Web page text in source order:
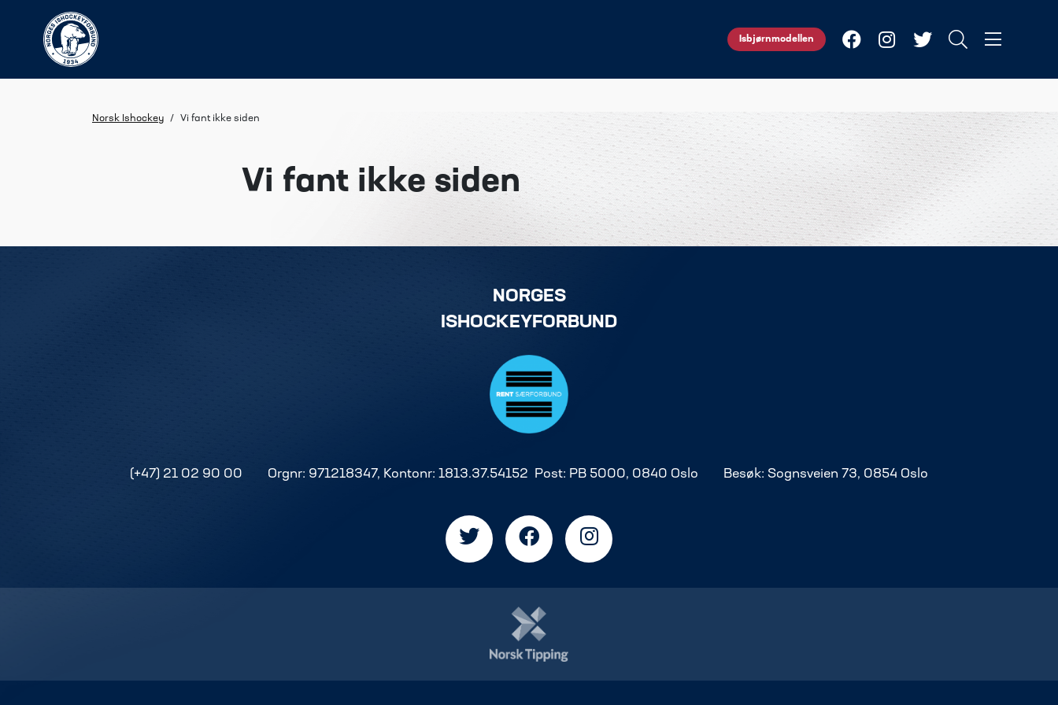
Isbjørnmodellen
Norsk Ishockey / Vi fant ikke siden
Vi fant ikke siden
NORGES
ISHOCKEYFORBUND
(+47) 21 02 90 00 Orgnr: 971218347, Kontonr: 1813.37.54152 Post: PB 5000, 0840 Oslo Besøk: Sognsveien 73, 0854 Oslo